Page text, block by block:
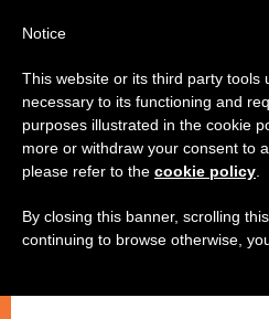
L’obiezione di
fondamenti e
Notice
This website or its third party tools
necessary to its functioning and
purposes illustrated in the cookie
more or withdraw your consent to
please refer to the cookie policy
By closing this banner, scrolling
continuing to browse otherwise,